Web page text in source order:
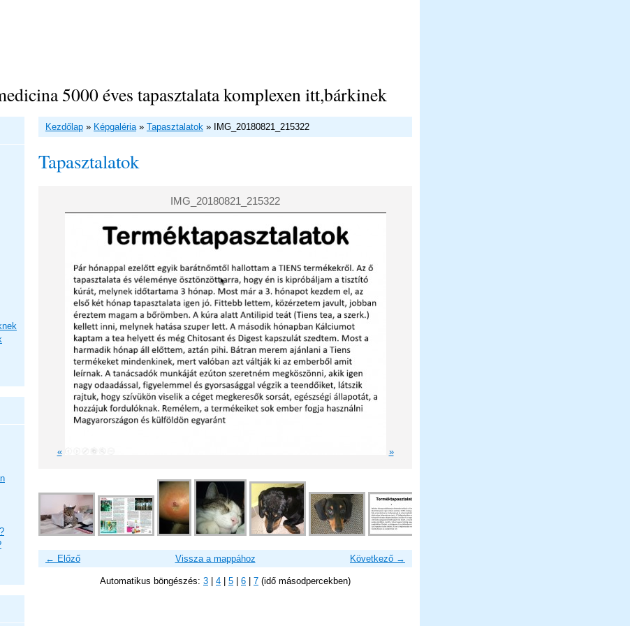
5000 éves tapasztalata komplexen itt,bárkinek
Kezdőlap » Képgaléria» Tapasztalatok » IMG_20180821_215322
Tapasztalatok
IMG_20180821_215322
« »
← Előző Következő →
Vissza a mappához
Automatikus böngészés: 3 4 5 6 7 (idő másodpercekben)